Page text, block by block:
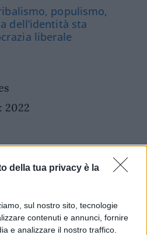
della tua privacy è la
sul nostro sito, tecnologie
contenuti e annunci, fornire
e analizzare il nostro traffico.
populismo,
dell’identità sta
liberale
2022
gli uomini vivevano in